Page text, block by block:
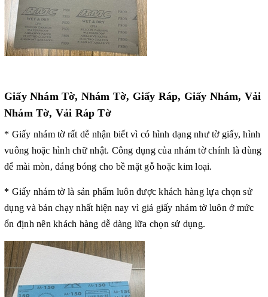
Giấy Nhám Tờ, Nhám Tờ, Giấy Ráp, Giấy Nhám, Vải
Nhám Tờ, Vải Ráp Tờ
* Giấy nhám tờ rất dễ nhận biết vì có hình dạng như tờ giấy, hình
vuông hoặc hình chữ nhật. Công dụng của nhám tờ chính là dùng
để mài mòn, đáng bóng cho bề mặt gỗ hoặc kim loại.
* Giấy nhám tờ là sản phẩm luôn được khách hàng lựa chọn sử
dụng và bán chạy nhất hiện nay vì giá giấy nhám tờ luôn ở mức
ổn định nên khách hàng dễ dàng lữa chọn sử dụng.